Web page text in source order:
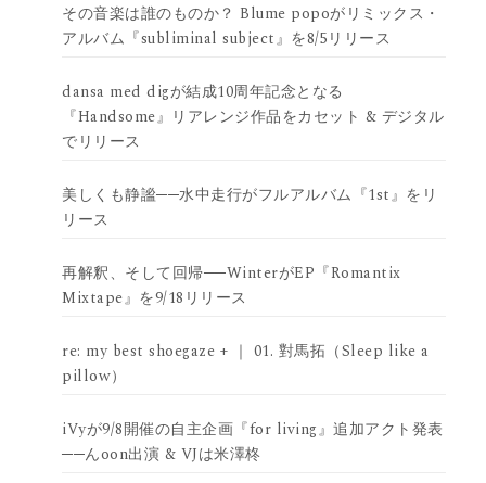
その音楽は誰のものか？ Blume popoがリミックス・
アルバム『subliminal subject』を8/5リリース
dansa med digが結成10周年記念となる
『Handsome』リアレンジ作品をカセット & デジタル
でリリース
美しくも静謐──水中走行がフルアルバム『1st』をリ
リース
再解釈、そして回帰──WinterがEP『Romantix
Mixtape』を9/18リリース
re: my best shoegaze + ｜ 01. 對馬拓（Sleep like a
pillow）
iVyが9/8開催の自主企画『for living』追加アクト発表
──んoon出演 & VJは米澤柊